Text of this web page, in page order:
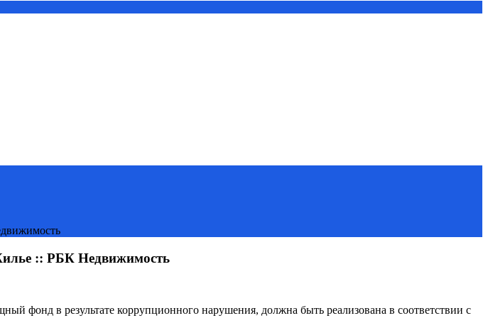
:: РБК Недвижимость
фонд в результате коррупционного нарушения, должна быть реализована в соответствии с